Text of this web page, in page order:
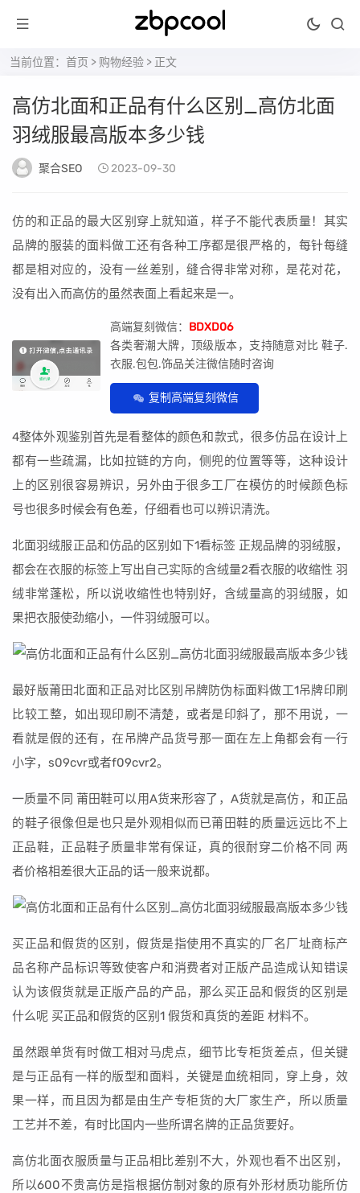
当前位置： 首页 > 购物经验 > 正文
高仿北面和正品有什么区别_高仿北面
羽绒服最高版本多少钱
聚合SEO 2023-09-30
仿的和正品的最大区别穿上就知道，样子不能代表质量！其实
品牌的服装的面料做工还有各种工序都是很严格的，每针每缝
都是相对应的，没有一丝差别，缝合得非常对称，是花对花，
没有出入而高仿的虽然表面上看起来是一。
高端复刻微信： BDXD06
各类奢潮大牌，顶级版本，支持随意对比 鞋子.
衣服.包包.饰品关注微信随时咨询
复制高端复刻微信
4整体外观鉴别首先是看整体的颜色和款式，很多仿品在设计上
都有一些疏漏，比如拉链的方向，侧兜的位置等等，这种设计
上的区别很容易辨识，另外由于很多工厂在模仿的时候颜色标
号也很多时候会有色差，仔细看也可以辨识清洗。
北面羽绒服正品和仿品的区别如下1看标签 正规品牌的羽绒服，
都会在衣服的标签上写出自己实际的含绒量2看衣服的收缩性 羽
绒非常蓬松，所以说收缩性也特别好，含绒量高的羽绒服，如
果把衣服使劲缩小，一件羽绒服可以。
最好版莆田北面和正品对比区别吊牌防伪标面料做工1吊牌印刷
比较工整，如出现印刷不清楚，或者是印斜了，那不用说，一
看就是假的还有，在吊牌产品货号那一面在左上角都会有一行
小字，s09cvr或者f09cvr2。
一质量不同 莆田鞋可以用A货来形容了，A货就是高仿，和正品
的鞋子很像但是也只是外观相似而已莆田鞋的质量远远比不上
正品鞋，正品鞋子质量非常有保证，真的很耐穿二价格不同 两
者价格相差很大正品的话一般来说都。
买正品和假货的区别，假货是指使用不真实的厂名厂址商标产
品名称产品标识等致使客户和消费者对正版产品造成认知错误
认为该假货就是正版产品的产品，那么买正品和假货的区别是
什么呢 买正品和假货的区别1 假货和真货的差距 材料不。
虽然跟单货有时做工相对马虎点，细节比专柜货差点，但关键
是与正品有一样的版型和面料，关键是血统相同，穿上身，效
果一样，而且因为都是由生产专柜货的大厂家生产，所以质量
工艺并不差，有时比国内一些所谓名牌的正品货要好。
高仿北面衣服质量与正品相比差别不大，外观也看不出区别，
所以600不贵高仿是指根据仿制对象的原有外形材质功能所仿